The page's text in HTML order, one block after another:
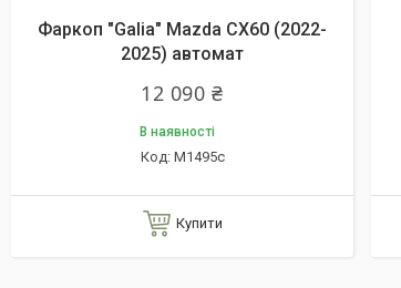
Фаркоп "Galia" Mazda CX60 (2022-
2025) автомат
12 090 ₴
В наявності
M1495c
Купити